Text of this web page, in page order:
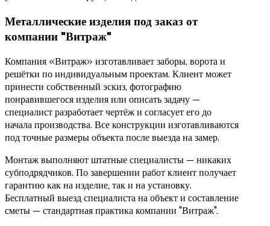
Металлические изделия под заказ от
компании "Витраж"
Компания «Витраж» изготавливает заборы, ворота и
решётки по индивидуальным проектам. Клиент может
принести собственный эскиз, фотографию
понравившегося изделия или описать задачу —
специалист разработает чертёж и согласует его до
начала производства. Все конструкции изготавливаются
под точные размеры объекта после выезда на замер.
Монтаж выполняют штатные специалисты — никаких
субподрядчиков. По завершении работ клиент получает
гарантию как на изделие, так и на установку.
Бесплатный выезд специалиста на объект и составление
сметы — стандартная практика компании "Витраж".